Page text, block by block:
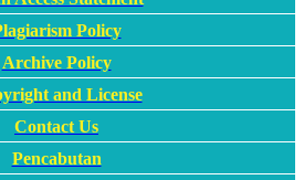
Policy
Archive Policy
and License
Contact Us
Pencabutan